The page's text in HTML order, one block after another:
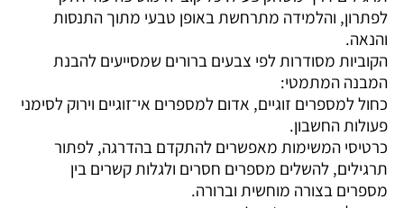
לפתרון, והלמידה מתרחשת באופן טבעי מתוך התנסות
והנאה.
הקוביות מסודרות לפי צבעים ברורים שמסייעים להבנת
המבנה המתמטי:
כחול למספרים זוגיים, אדום למספרים אי־זוגיים וירוק לסימני
פעולות החשבון.
כרטיסי המשימות מאפשרים להתקדם בהדרגה, לפתור
תרגילים, להשלים מספרים חסרים ולגלות קשרים בין
מספרים בצורה מוחשית וברורה.